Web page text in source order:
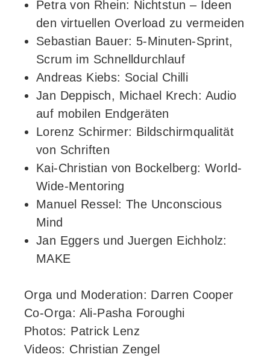
Petra von Rhein: Nichtstun – Ideen
den virtuellen Overload zu vermeiden
Sebastian Bauer: 5-Minuten-Sprint,
Scrum im Schnelldurchlauf
Andreas Kiebs: Social Chilli
Jan Deppisch, Michael Krech: Audio
auf mobilen Endgeräten
Lorenz Schirmer: Bildschirmqualität
von Schriften
Kai-Christian von Bockelberg: World-
Wide-Mentoring
Manuel Ressel: The Unconscious
Mind
Jan Eggers und Juergen Eichholz:
MAKE
Orga und Moderation: Darren Cooper
Co-Orga: Ali-Pasha Foroughi
Photos: Patrick Lenz
Videos: Christian Zengel